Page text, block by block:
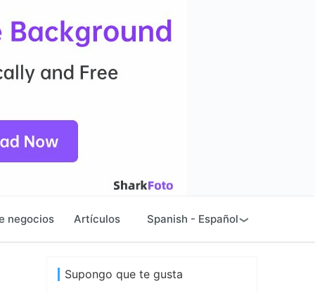
negocios Artículos Spanish - Español
Supongo que te gusta